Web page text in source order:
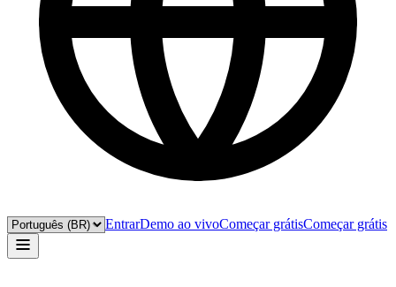
EntrarDemo ao vivoComeçar grátisComeçar grátis